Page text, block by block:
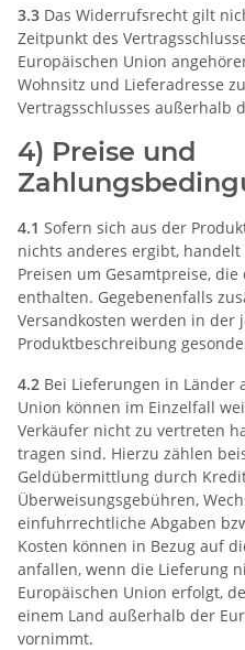
3.3 Das Widerrufsrecht gilt
Zeitpunkt des
Europäischen Union
Wohnsitz und Lieferadresse
Vertragsschlusses außerhalb
4) Preise und
4.1 Sofern sich aus der
nichts anderes ergibt,
Preisen um Gesamtpreise,
enthalten. Gegebenenfalls
Versandkosten werden in der
Produktbeschreibung
4.2 Bei Lieferungen in Länder
Union können im Einzelfall
Verkäufer nicht zu vertreten
tragen sind. Hierzu zählen
Geldübermittlung durch
Überweisungsgebühren,
einfuhrrechtliche Abgaben
Kosten können in Bezug auf
anfallen, wenn die Lieferung
Europäischen Union erfolgt,
einem Land außerhalb der
vornimmt.